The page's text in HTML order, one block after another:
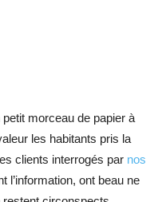
morceau de papier à
les habitants pris la
clients interrogés par nos
l’information, ont beau ne